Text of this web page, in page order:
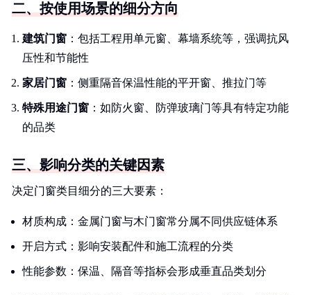
二、按使用场景的细分方向
建筑门窗 ：包括工程用单元窗、幕墙系统等，强调抗风
压性和节能性
家居门窗 ：侧重隔音保温性能的平开窗、推拉门等
特殊用途门窗 ：如防火窗、防弹玻璃门等具有特定功能
的品类
三、影响分类的关键因素
决定门窗类目细分的三大要素：
材质构成：金属门窗与木门窗常分属不同供应链体系
开启方式：影响安装配件和施工流程的分类
性能参数：保温、隔音等指标会形成垂直品类划分